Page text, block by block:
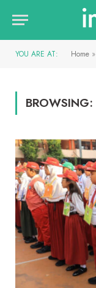
YOU ARE AT: Home »
BROWSING: